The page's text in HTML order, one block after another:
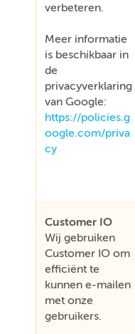
verbeteren.
Meer informatie
is beschikbaar in
de
privacyverklaring
van Google:
https://policies.g
oogle.com/priva
cy
Customer IO
Wij gebruiken
Customer IO om
efficiënt te
kunnen e-mailen
met onze
gebruikers.